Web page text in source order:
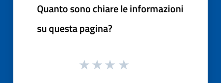
Quanto sono chiare le informazioni
su questa pagina?